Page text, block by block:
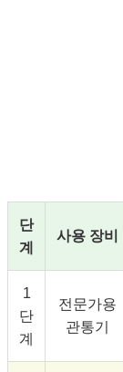
단
계
사용 장비
1
단
계
전문가용
관통기